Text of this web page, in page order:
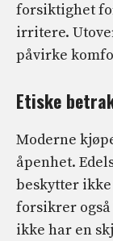
forsiktighet
irritere.
påvirke
Etiske
Moderne
åpenhet.
beskytter
forsikrer
ikke har en